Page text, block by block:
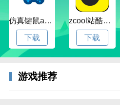
常见领域,即拿即用;支持在标
图标等.
功能亮点
【智能便捷】
签等.
仿真键鼠app官方版下载v1.4.3.58 安卓最新版
下载
zcool站酷官方版下载v5.15.0 安卓最新版本
下载
游戏推荐